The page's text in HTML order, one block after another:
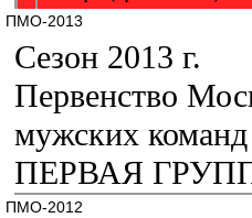
ПМО-2013
ПМО-2012